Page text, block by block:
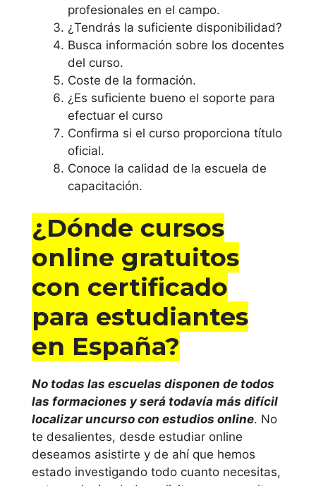
profesionales en el campo.
¿Tendrás la suficiente disponibilidad?
Busca información sobre los docentes
del curso.
Coste de la formación.
¿Es suficiente bueno el soporte para
efectuar el curso
Confirma si el curso proporciona título
oficial.
Conoce la calidad de la escuela de
capacitación.
¿Dónde cursos
online gratuitos
con certificado
para estudiantes
en España?
No todas las escuelas disponen de todos
las formaciones y será todavía más difícil
localizar uncurso con estudios online. No
te desalientes, desde estudiar online
deseamos asistirte y de ahí que hemos
estado investigando todo cuanto necesitas,